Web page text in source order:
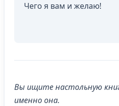
Чего я вам и желаю!
Вы ищите настольную
именно она.